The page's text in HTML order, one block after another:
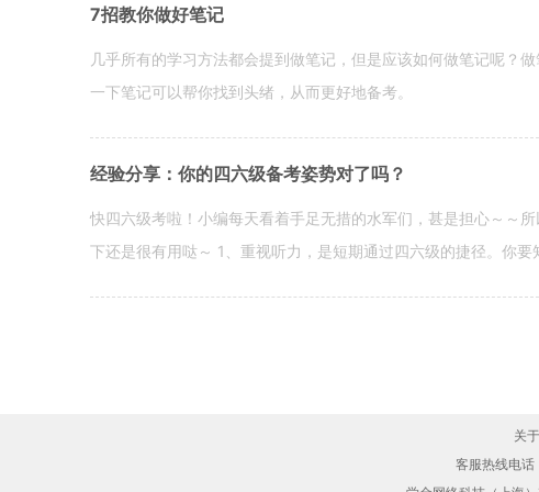
7招教你做好笔记
几乎所有的学习方法都会提到做笔记，但是应该如何做笔记呢？
一下笔记可以帮你找到头绪，从而更好地备考。
经验分享：你的四六级备考姿势对了吗？
快四六级考啦！小编每天看着手足无措的水军们，甚是担心～～
下还是很有用哒～ 1、重视听力，是短期通过四六级的捷径。你
关
客服热线电